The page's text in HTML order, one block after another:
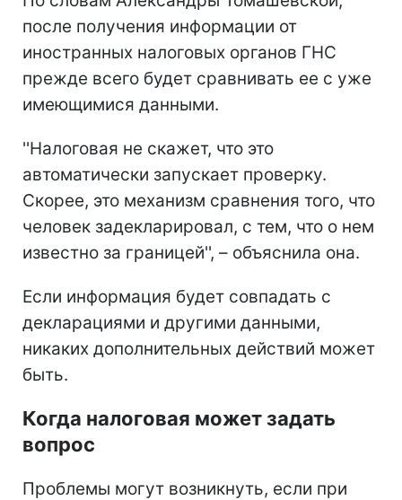
после получения информации от
иностранных налоговых органов ГНС
прежде всего будет сравнивать ее с уже
имеющимися данными.
''Налоговая не скажет, что это
автоматически запускает проверку.
Скорее, это механизм сравнения того, что
человек задекларировал, с тем, что о нем
известно за границей'', – объяснила она.
Если информация будет совпадать с
декларациями и другими данными,
никаких дополнительных действий может
быть.
Когда налоговая может задать
вопрос
Проблемы могут возникнуть, если при